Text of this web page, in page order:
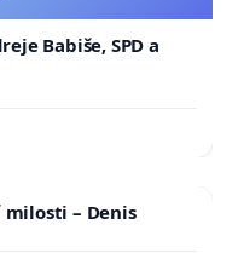
Babiše, SPD a
– Denis